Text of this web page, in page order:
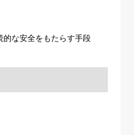
的な安全をもたらす手段